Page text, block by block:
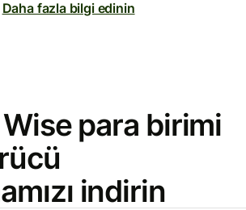
Daha fazla bilgi edinin
para birimi
indirin